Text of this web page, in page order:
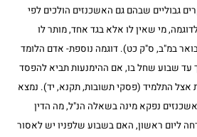
גבוליים שבהם גם האשכנזים הולכים לפי
מי שאין לו אלא בגד אחד, מותר לו
במ"ב, ס"ק כט). דוגמה נוספת- אדם הלומד
עד שבוע שחל בו, אם ההימנעות תביא להפסד
אצל התלמיד (פסקי תשובות, תקנא, יד). נמצא
נפקא מינה בשאלה הנ"ל, מה הדין
ליום ראשון, האם בשבוע שלפניו יש לאסור